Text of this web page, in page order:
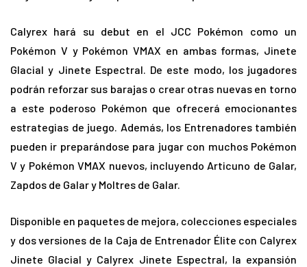
Calyrex hará su debut en el JCC Pokémon como un
Pokémon V y Pokémon VMAX en ambas formas, Jinete
Glacial y Jinete Espectral. De este modo, los jugadores
podrán reforzar sus barajas o crear otras nuevas en torno
a este poderoso Pokémon que ofrecerá emocionantes
estrategias de juego. Además, los Entrenadores también
pueden ir preparándose para jugar con muchos Pokémon
V y Pokémon VMAX nuevos, incluyendo Articuno de Galar,
Zapdos de Galar y Moltres de Galar.
Disponible en paquetes de mejora, colecciones especiales
y dos versiones de la Caja de Entrenador Élite con Calyrex
Jinete Glacial y Calyrex Jinete Espectral, la expansión